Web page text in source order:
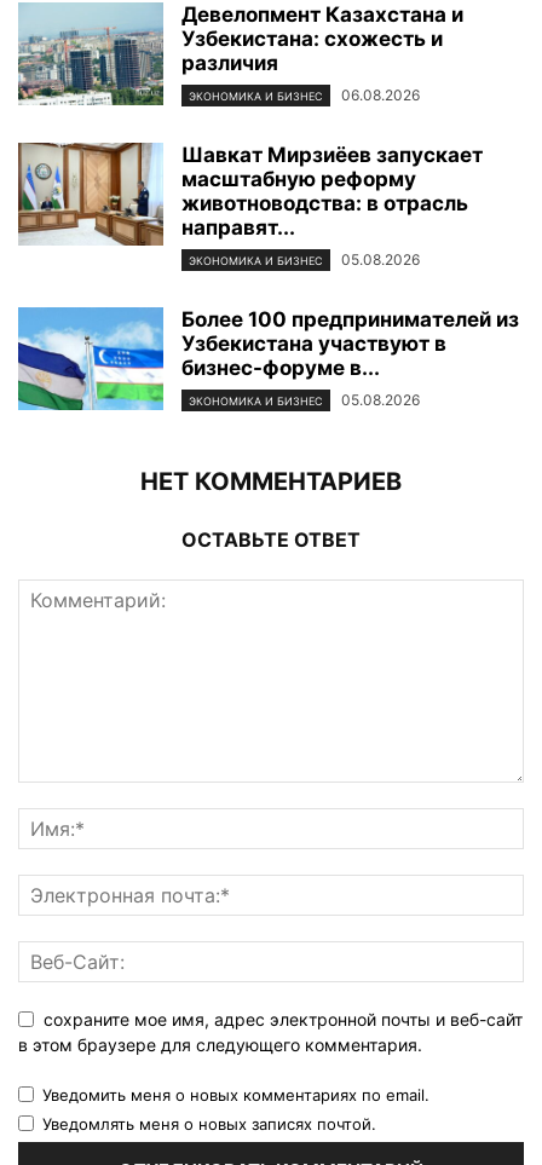
Девелопмент Казахстана и
Узбекистана: схожесть и
различия
ЭКОНОМИКА И БИЗНЕС 06.08.2026
Шавкат Мирзиёев запускает
масштабную реформу
животноводства: в отрасль
направят...
ЭКОНОМИКА И БИЗНЕС 05.08.2026
Более 100 предпринимателей из
Узбекистана участвуют в
бизнес-форуме в...
ЭКОНОМИКА И БИЗНЕС 05.08.2026
НЕТ КОММЕНТАРИЕВ
ОСТАВЬТЕ ОТВЕТ
сохраните мое имя, адрес электронной почты и веб-сайт
в этом браузере для следующего комментария.
Уведомить меня о новых комментариях по email.
Уведомлять меня о новых записях почтой.